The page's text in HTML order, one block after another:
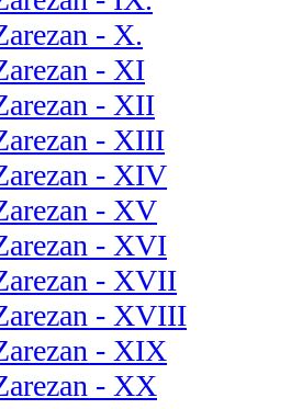
- X.
- XI
- XII
- XIII
- XIV
- XV
- XVI
- XVII
- XVIII
- XIX
- XX